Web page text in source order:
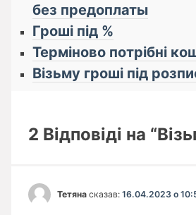
без предоплаты
Гроші під %
Терміново потрібні
Візьму гроші під
2 Відповіді на
Тетяна сказав: 16.04.2023 о